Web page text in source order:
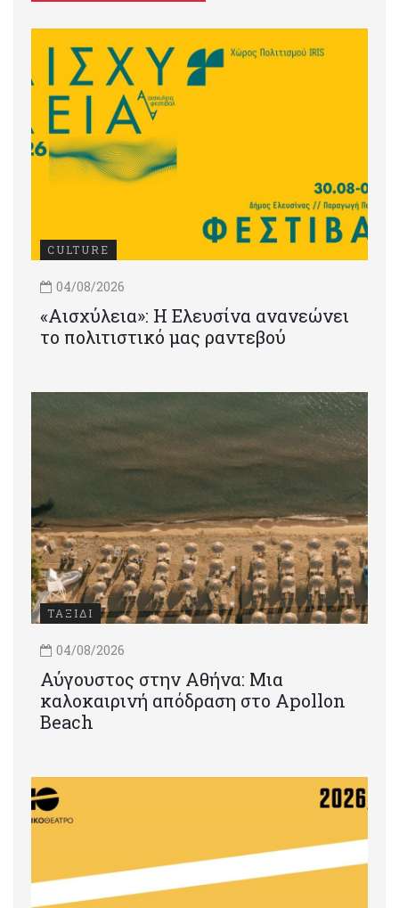
CULTURE
04/08/2026
«Αισχύλεια»: Η Ελευσίνα ανανεώνει
το πολιτιστικό μας ραντεβού
ΤΑΞΙΔΙ
04/08/2026
Αύγουστος στην Αθήνα: Μια
καλοκαιρινή απόδραση στο Apollon
Beach